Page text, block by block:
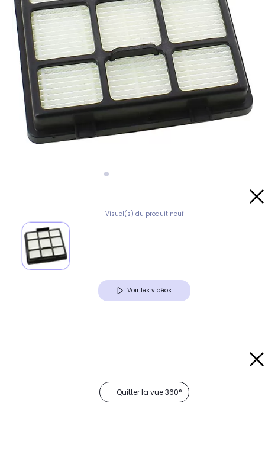
Visuel(s) du produit neuf
Voir les vidéos
Quitter la vue 360°